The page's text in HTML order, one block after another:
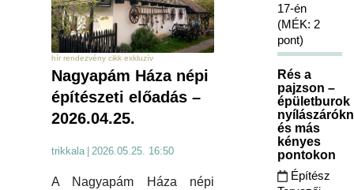
hír rendezvény cikk exkluzív
Nagyapám Háza népi
építészeti előadás –
2026.04.25.
trikkala 2026.05.25. 16:50
A Nagyapám Háza népi
17-én
(MÉK: 2
pont)
Rés a
pajzson –
épületburok
és más
kényes
pontokon
Építész